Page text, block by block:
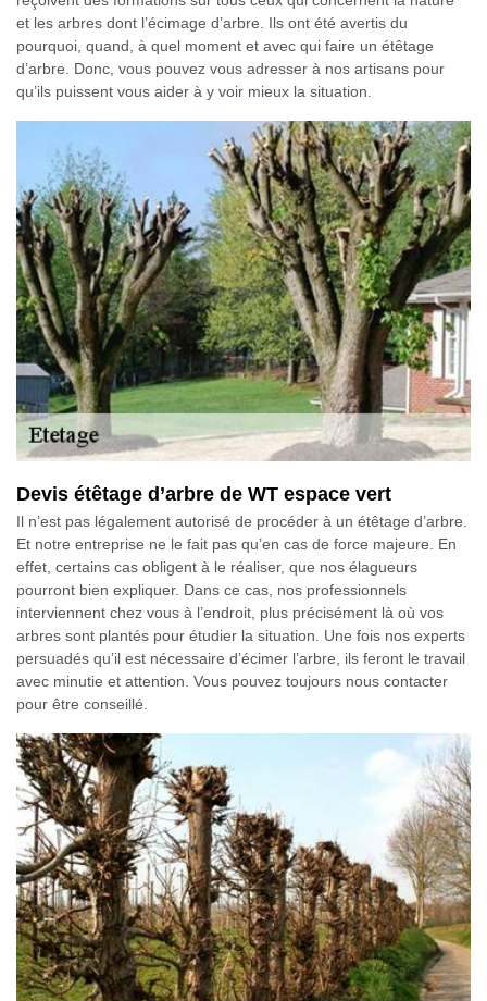
et les arbres dont l’écimage d’arbre. Ils ont été avertis du
pourquoi, quand, à quel moment et avec qui faire un étêtage
d’arbre. Donc, vous pouvez vous adresser à nos artisans pour
qu’ils puissent vous aider à y voir mieux la situation.
Devis étêtage d’arbre de WT espace vert
Il n’est pas légalement autorisé de procéder à un étêtage d’arbre.
Et notre entreprise ne le fait pas qu’en cas de force majeure. En
effet, certains cas obligent à le réaliser, que nos élagueurs
pourront bien expliquer. Dans ce cas, nos professionnels
interviennent chez vous à l’endroit, plus précisément là où vos
arbres sont plantés pour étudier la situation. Une fois nos experts
persuadés qu’il est nécessaire d’écimer l’arbre, ils feront le travail
avec minutie et attention. Vous pouvez toujours nous contacter
pour être conseillé.